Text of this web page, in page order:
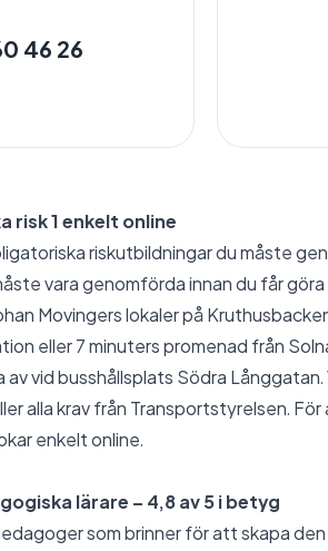
46 26
risk 1 enkelt online
riskutbildningar du måste
vara genomförda innan du får
Movingers lokaler på
eller 7 minuters promenad från
av vid busshållsplats Södra
alla krav från Transportstyrelsen.
enkelt online.
lärare – 4,8 av 5 i betyg
som brinner för att skapa